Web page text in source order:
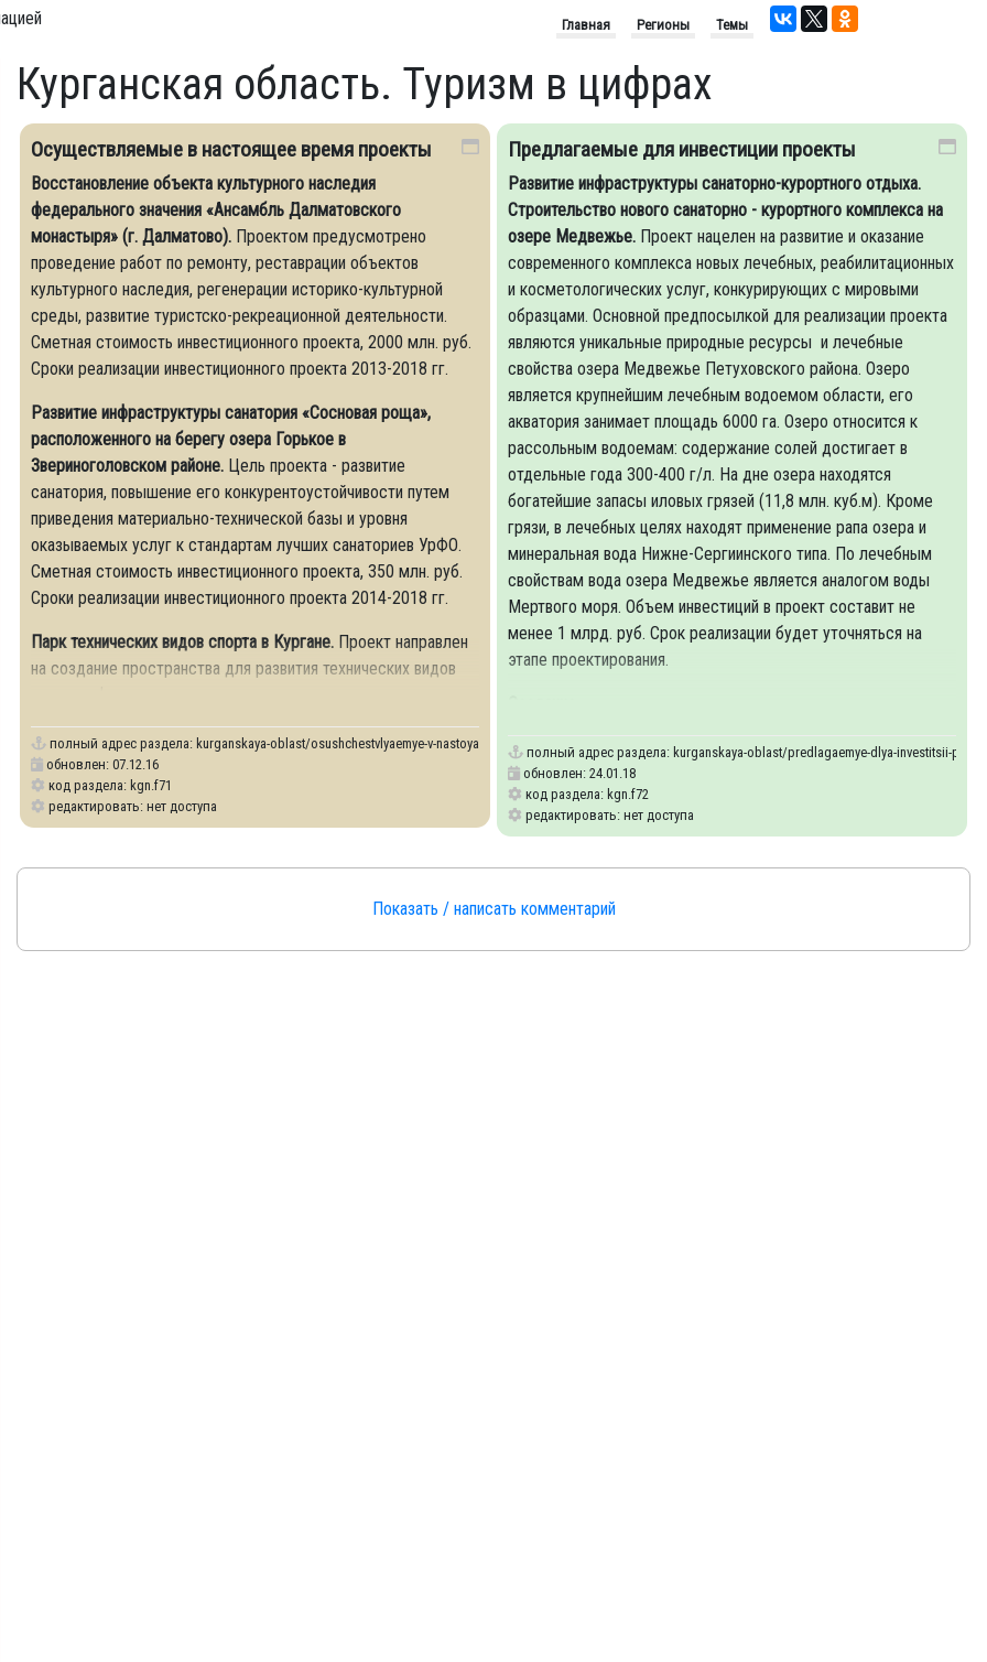
Главная Регионы Темы
Курганская область. Туризм в цифрах
Осуществляемые в настоящее время проекты
Восстановление объекта культурного наследия
федерального значения «Ансамбль Далматовского
монастыря» (г. Далматово). Проектом предусмотрено
проведение работ по ремонту, реставрации объектов
культурного наследия, регенерации историко-культурной
среды, развитие туристско-рекреационной деятельности.
Сметная стоимость инвестиционного проекта, 2000 млн. руб.
Сроки реализации инвестиционного проекта 2013-2018 гг.
Развитие инфраструктуры санатория «Сосновая роща»,
расположенного на берегу озера Горькое в
Звериноголовском районе. Цель проекта - развитие
санатория, повышение его конкурентоустойчивости путем
приведения материально-технической базы и уровня
оказываемых услуг к стандартам лучших санаториев УрФО.
Сметная стоимость инвестиционного проекта, 350 млн. руб.
Сроки реализации инвестиционного проекта 2014-2018 гг.
Парк технических видов спорта в Кургане. Проект направлен
на создание пространства для развития технических видов
полный адрес раздела: kurganskaya-oblast/osushchestvlyaemye-v-nastoyashchee-vremya-proekty
обновлен: 07.12.16
код раздела: kgn.f71
редактировать: нет доступа
Предлагаемые для инвестиции проекты
Развитие инфраструктуры санаторно-курортного отдыха.
Строительство нового санаторно - курортного комплекса на
озере Медвежье. Проект нацелен на развитие и оказание
современного комплекса новых лечебных, реабилитационных
и косметологических услуг, конкурирующих с мировыми
образцами. Основной предпосылкой для реализации проекта
являются уникальные природные ресурсы и лечебные
свойства озера Медвежье Петуховского района. Озеро
является крупнейшим лечебным водоемом области, его
акватория занимает площадь 6000 га. Озеро относится к
рассольным водоемам: содержание солей достигает в
отдельные года 300-400 г/л. На дне озера находятся
богатейшие запасы иловых грязей (11,8 млн. куб.м). Кроме
грязи, в лечебных целях находят применение рапа озера и
минеральная вода Нижне-Сергиинского типа. По лечебным
свойствам вода озера Медвежье является аналогом воды
Мертвого моря. Объем инвестиций в проект составит не
менее 1 млрд. руб. Срок реализации будет уточняться на
этапе проектирования.
полный адрес раздела: kurganskaya-oblast/predlagaemye-dlya-investitsii-
обновлен: 24.01.18
код раздела: kgn.f72
редактировать: нет доступа
Показать / написать комментарий